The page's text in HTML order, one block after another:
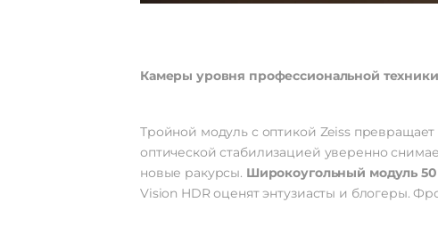
Камеры уровня профессиональной техники
Тройной модуль с оптикой Zeiss
оптической стабилизацией уверенно
новые ракурсы. Широкоугольный модуль
Vision HDR оценят энтузиасты и блогеры.